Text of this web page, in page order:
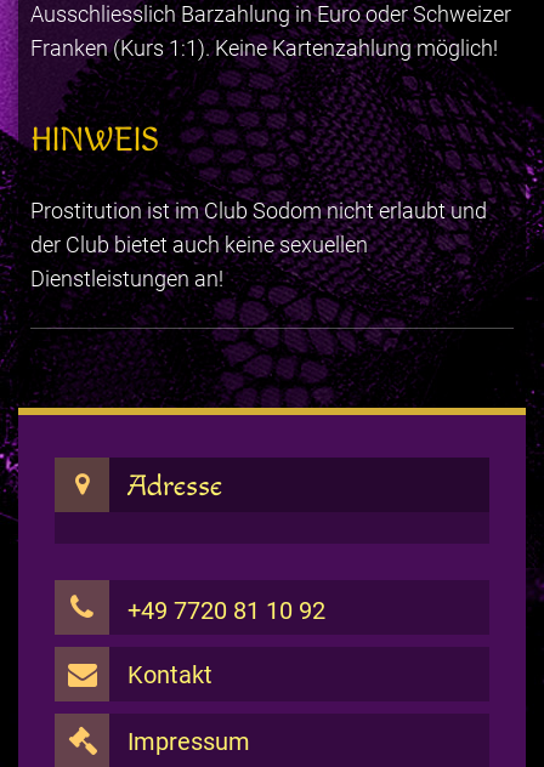
Ausschliesslich Barzahlung in Euro oder Schweizer
Franken (Kurs 1:1). Keine Kartenzahlung möglich!
HINWEIS
Prostitution ist im Club Sodom nicht erlaubt und
der Club bietet auch keine sexuellen
Dienstleistungen an!
Adresse
+49 7720 81 10 92
Kontakt
Impressum